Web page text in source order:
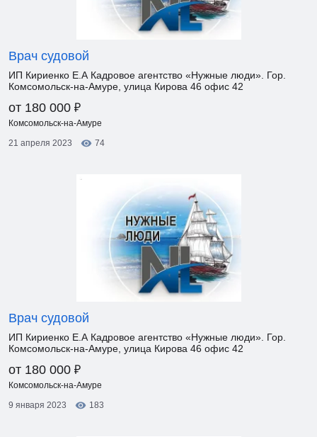
Врач судовой
ИП Кириенко Е.А Кадровое агентство «Нужные люди». Гор.
Комсомольск-на-Амуре, улица Кирова 46 офис 42
от 180 000 ₽
Комсомольск-на-Амуре
21 апреля 2023
74
Врач судовой
ИП Кириенко Е.А Кадровое агентство «Нужные люди». Гор.
Комсомольск-на-Амуре, улица Кирова 46 офис 42
от 180 000 ₽
Комсомольск-на-Амуре
9 января 2023
183